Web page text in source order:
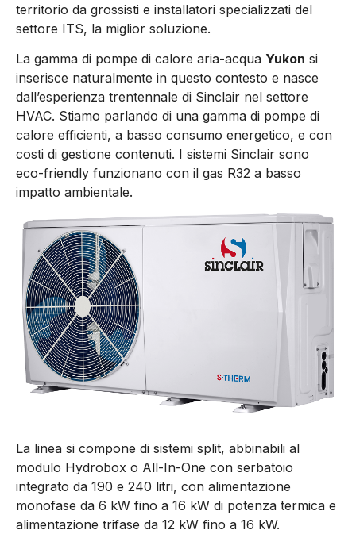
territorio da grossisti e installatori specializzati del
settore ITS, la miglior soluzione.
La gamma di pompe di calore aria-acqua Yukon si
inserisce naturalmente in questo contesto e nasce
dall’esperienza trentennale di Sinclair nel settore
HVAC. Stiamo parlando di una gamma di pompe di
calore efficienti, a basso consumo energetico, e con
costi di gestione contenuti. I sistemi Sinclair sono
eco-friendly funzionano con il gas R32 a basso
impatto ambientale.
La linea si compone di sistemi split, abbinabili al
modulo Hydrobox o All-In-One con serbatoio
integrato da 190 e 240 litri, con alimentazione
monofase da 6 kW fino a 16 kW di potenza termica e
alimentazione trifase da 12 kW fino a 16 kW.